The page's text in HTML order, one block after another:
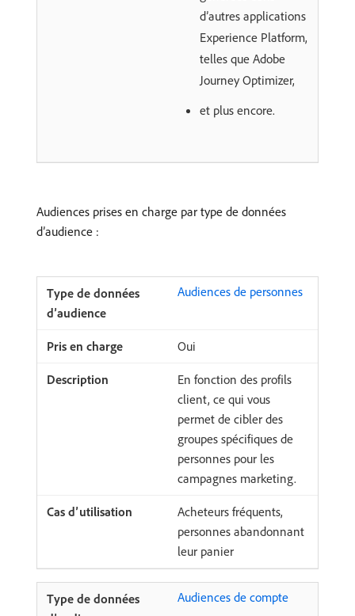
d’autres applications
Experience Platform,
telles que Adobe
Journey Optimizer,
et plus encore.
Audiences prises en charge par type de données
d’audience :
Audiences de personnes
Oui
En fonction des profils
client, ce qui vous
permet de cibler des
groupes spécifiques de
personnes pour les
campagnes marketing.
Acheteurs fréquents,
personnes abandonnant
leur panier
Audiences de compte